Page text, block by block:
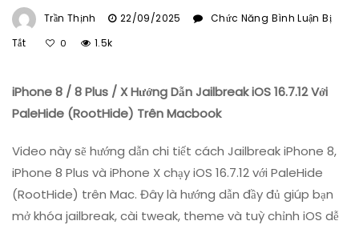
Trần Thịnh 22/09/2025
Chức Năng Bình Luận Bị
Tắt
/
8
Hướng
Dẫn
Jailbreak
0 1.5k
iPhone 8 / 8 Plus / X Hướng Dẫn Jailbreak iOS 16.7.12 Với
PaleHide (RootHide) Trên Macbook
Video này sẽ hướng dẫn chi tiết cách Jailbreak iPhone 8,
iPhone 8 Plus và iPhone X chạy iOS 16.7.12 với PaleHide
(RootHide) trên Mac. Đây là hướng dẫn đầy đủ giúp bạn
mở khóa jailbreak, cài tweak, theme và tuỳ chỉnh iOS dễ